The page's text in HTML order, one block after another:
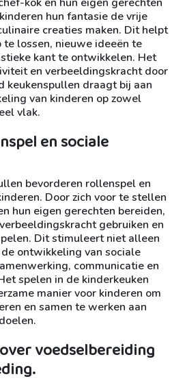
hun fantasie de vrije
creaties maken. Dit helpt
te lossen, nieuwe ideeën te
kant te ontwikkelen. Het
en verbeeldingskracht door
keukenspullen draagt bij aan
van kinderen op zowel
vlak.
en sociale
bevorderen rollenspel en
Door zich voor te stellen
hun eigen gerechten bereiden,
gebruiken en
Dit stimuleert niet alleen
ontwikkeling van sociale
communicatie en
spelen in de kinderkeuken
manier voor kinderen om
en samen te werken aan
voedselbereiding